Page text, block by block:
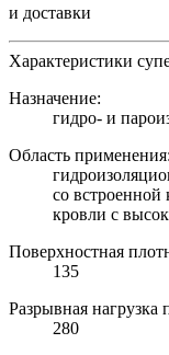
и доставки
Характеристики
Назначение:
гидро- и
Область применения:
со встроенной
кровли с
Поверхностная
135
Разрывная нагрузка
280